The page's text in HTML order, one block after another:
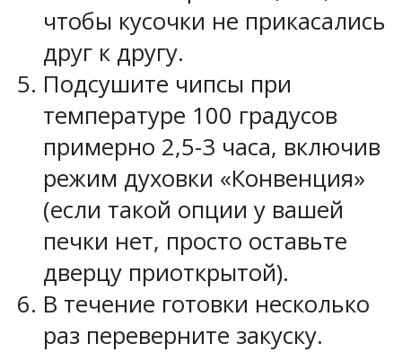
чтобы кусочки не прикасались
друг к другу.
Подсушите чипсы при
температуре 100 градусов
примерно 2,5-3 часа, включив
режим духовки «Конвенция»
(если такой опции у вашей
печки нет, просто оставьте
дверцу приоткрытой).
В течение готовки несколько
раз переверните закуску.